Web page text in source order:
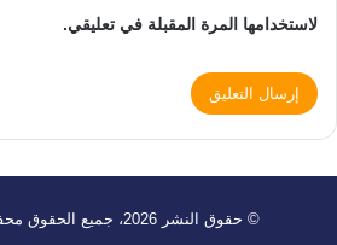
لاستخدامها المرة المقبلة في تعليقي.
© حقوق النشر 2026، جميع الحقوق محفوظة | أفق الكريبتو